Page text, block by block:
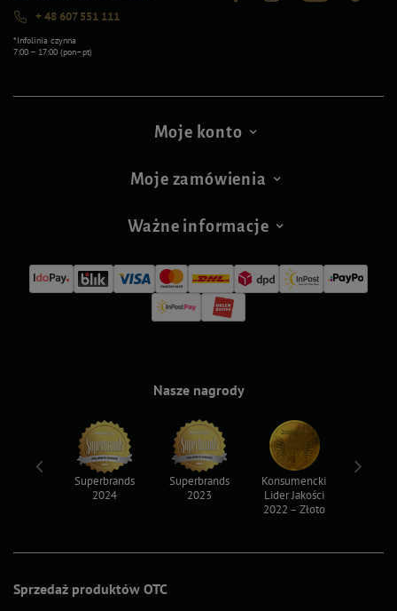
+ 48 607 551 111
*Infolinia czynna
7:00 – 17:00 (pon–pt)
Moje konto
Moje zamówienia
Ważne informacje
Sprzedaż produktów OTC
Nasze nagrody
Superbrands
2024
Superbrands
2023
Konsumencki
Lider Jakości
2022 – Złoto